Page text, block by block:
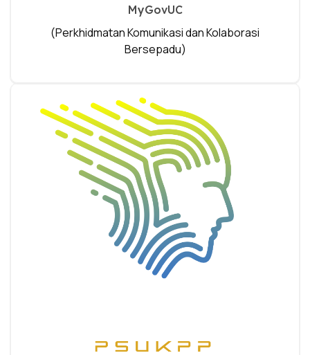
MyGovUC
(Perkhidmatan Komunikasi dan Kolaborasi
Bersepadu)